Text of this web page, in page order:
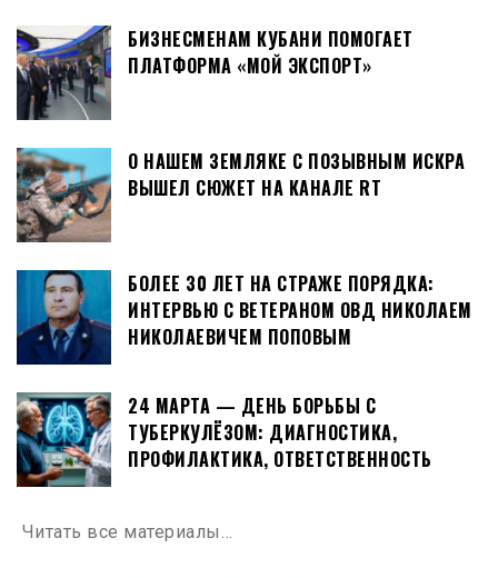
БИЗНЕСМЕНАМ КУБАНИ ПОМОГАЕТ
ПЛАТФОРМА «МОЙ ЭКСПОРТ»
О НАШЕМ ЗЕМЛЯКЕ С ПОЗЫВНЫМ ИСКРА
ВЫШЕЛ СЮЖЕТ НА КАНАЛЕ RT
БОЛЕЕ 30 ЛЕТ НА СТРАЖЕ ПОРЯДКА:
ИНТЕРВЬЮ С ВЕТЕРАНОМ ОВД НИКОЛАЕМ
НИКОЛАЕВИЧЕМ ПОПОВЫМ
24 МАРТА — ДЕНЬ БОРЬБЫ С
ТУБЕРКУЛЁЗОМ: ДИАГНОСТИКА,
ПРОФИЛАКТИКА, ОТВЕТСТВЕННОСТЬ
Читать все материалы…